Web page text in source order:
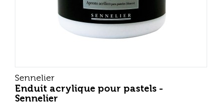
Sennelier
Enduit acrylique pour pastels -
Sennelier